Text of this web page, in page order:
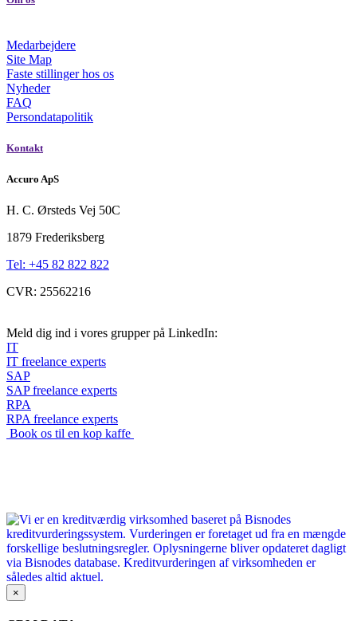
Medarbejdere
Site Map
Faste stillinger hos os
Nyheder
FAQ
Persondatapolitik
Kontakt
Accuro ApS
H. C. Ørsteds Vej 50C
1879 Frederiksberg
Tel: +45 82 822 822
CVR: 25562216
Meld dig ind i vores grupper på LinkedIn:
IT
IT freelance experts
SAP
SAP freelance experts
RPA
RPA freelance experts
Book os til en kop kaffe
×